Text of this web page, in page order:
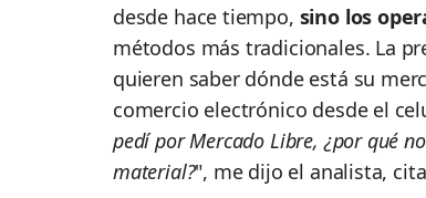
desde hace tiempo, sino los
métodos más tradicionales. La
quieren saber dónde está su
comercio electrónico desde el
pedí por Mercado Libre, ¿por qué
material?", me dijo el analista,